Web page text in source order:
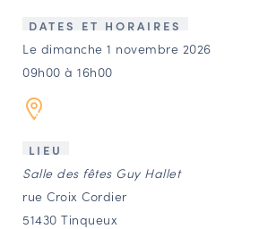
CONTACT
Agenda
Annuaire
Ressources
DATES ET HORAIRES
Le dimanche 1 novembre 2026
09h00 à 16h00
LIEU
Salle des fêtes Guy Hallet
rue Croix Cordier
51430 Tinqueux